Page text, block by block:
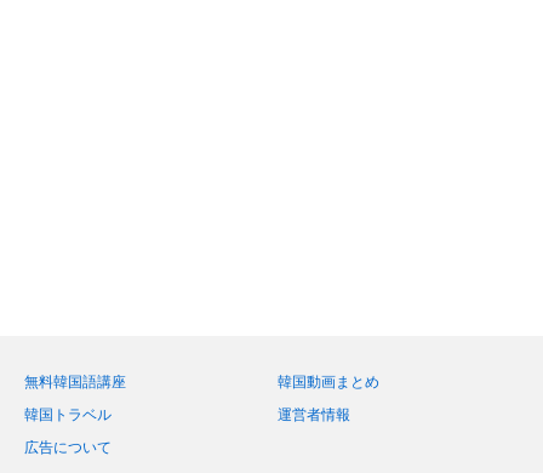
無料韓国語講座
韓国動画まとめ
韓国トラベル
運営者情報
広告について